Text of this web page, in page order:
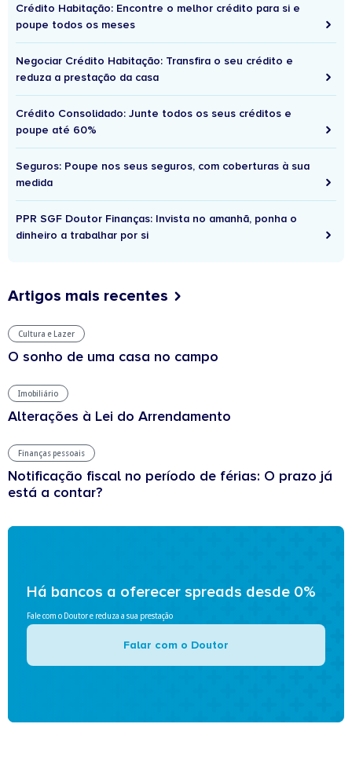
Crédito Habitação: Encontre o melhor crédito para si e
poupe todos os meses
Negociar Crédito Habitação: Transfira o seu crédito e
reduza a prestação da casa
Crédito Consolidado: Junte todos os seus créditos e
poupe até 60%
Seguros: Poupe nos seus seguros, com coberturas à sua
medida
PPR SGF Doutor Finanças: Invista no amanhã, ponha o
dinheiro a trabalhar por si
Artigos mais recentes
Cultura e Lazer
O sonho de uma casa no campo
Imobiliário
Alterações à Lei do Arrendamento
Finanças pessoais
Notificação fiscal no período de férias: O prazo já
está a contar?
Há bancos a oferecer spreads desde 0%
Fale com o Doutor e reduza a sua prestação
Falar com o Doutor